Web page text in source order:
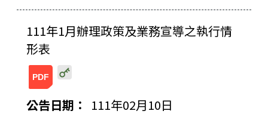
111年1月辦理政策及業務宣導之執行情
形表
20220510135014566101.pdf
111年02月10日